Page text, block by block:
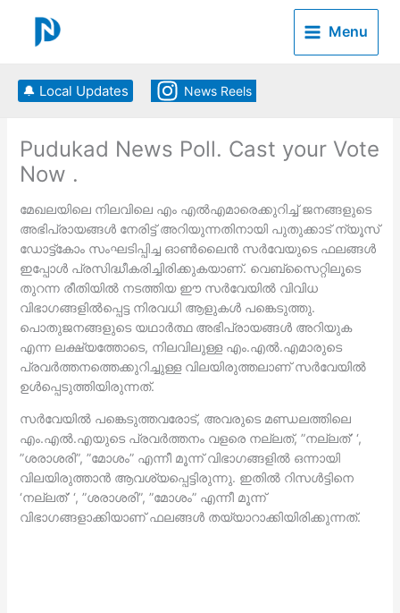
content
Menu
🔔 Local Updates News Reels
Pudukad News Poll. Cast your Vote
Now .
മേഖലയിലെ നിലവിലെ എം എല്‍എമാരെക്കുറിച്ച് ജനങ്ങളുടെ
അഭിപ്രായങ്ങള്‍ നേരിട്ട് അറിയുന്നതിനായി പുതുക്കാട് ന്യൂസ്
ഡോട്ട്കോം സംഘടിപ്പിച്ച ഓണ്‍ലൈന്‍ സര്‍വേയുടെ ഫലങ്ങള്‍
ഇപ്പോള്‍ പ്രസിദ്ധീകരിച്ചിരിക്കുകയാണ്. വെബ്‌സൈറ്റിലൂടെ
തുറന്ന രീതിയില്‍ നടത്തിയ ഈ സര്‍വേയില്‍ വിവിധ
വിഭാഗങ്ങളില്‍പ്പെട്ട നിരവധി ആളുകള്‍ പങ്കെടുത്തു.
പൊതുജനങ്ങളുടെ യഥാര്‍ത്ഥ അഭിപ്രായങ്ങള്‍ അറിയുക
എന്ന ലക്ഷ്യത്തോടെ, നിലവിലുള്ള എം.എല്‍.എമാരുടെ
പ്രവര്‍ത്തനത്തെക്കുറിച്ചുള്ള വിലയിരുത്തലാണ് സര്‍വേയില്‍
ഉള്‍പ്പെടുത്തിയിരുന്നത്.
സര്‍വേയില്‍ പങ്കെടുത്തവരോട്, അവരുടെ മണ്ഡലത്തിലെ
എം.എല്‍.എയുടെ പ്രവര്‍ത്തനം വളരെ നല്ലത്, ”നല്ലത്’ ‘,
”ശരാശരി”, ”മോശം” എന്നീ മൂന്ന് വിഭാഗങ്ങളില്‍ ഒന്നായി
വിലയിരുത്താന്‍ ആവശ്യപ്പെട്ടിരുന്നു. ഇതില്‍ റിസള്‍ട്ടിനെ
‘നല്ലത്’ ‘, ”ശരാശരി”, ”മോശം” എന്നീ മൂന്ന്
വിഭാഗങ്ങളാക്കിയാണ് ഫലങ്ങള്‍ തയ്യാറാക്കിയിരിക്കുന്നത്.